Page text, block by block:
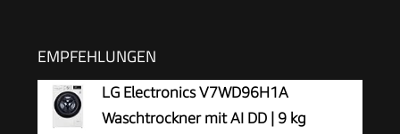
EMPFEHLUNGEN
LG Electronics V7WD96H1A
Waschtrockner mit AI DD | 9 kg